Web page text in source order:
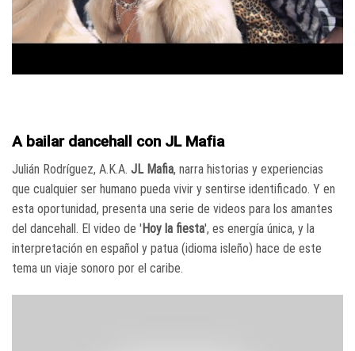
A bailar dancehall con JL Mafia
Julián Rodríguez, A.K.A. JL Mafia, narra historias y experiencias
que cualquier ser humano pueda vivir y sentirse identificado. Y en
esta oportunidad, presenta una serie de videos para los amantes
del dancehall. El video de 'Hoy la fiesta', es energía única, y la
interpretación en español y patua (idioma isleño) hace de este
tema un viaje sonoro por el caribe.